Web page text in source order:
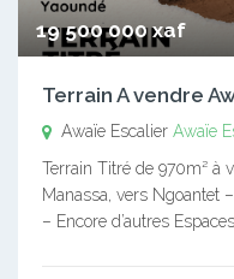
19 500 000 xaf
Terrain A vendre
Awaïe Escalier Awaïe
Terrain Titré de 970m² à
Manassa, vers Ngoantet
– Encore d’autres